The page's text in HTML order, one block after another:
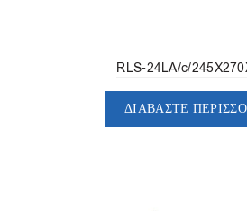
RLS-24LA/c/
ΔΙΑΒΆΣΤΕ